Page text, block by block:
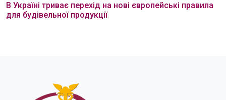
В Україні триває перехід на нові європейські правила
для будівельної продукції